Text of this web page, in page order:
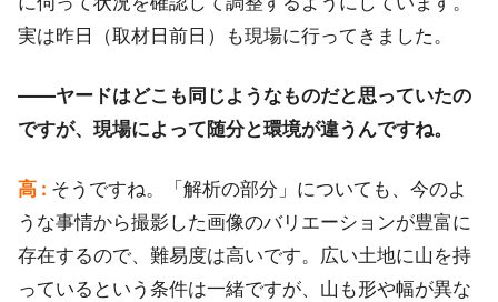
実は昨日（取材日前日）も現場に行ってきました。
――ヤードはどこも同じようなものだと思っていたの
ですが、現場によって随分と環境が違うんですね。
高 : そうですね。「解析の部分」についても、今のよ
うな事情から撮影した画像のバリエーションが豊富に
存在するので、難易度は高いです。広い土地に山を持
っているという条件は一緒ですが、山も形や幅が異な